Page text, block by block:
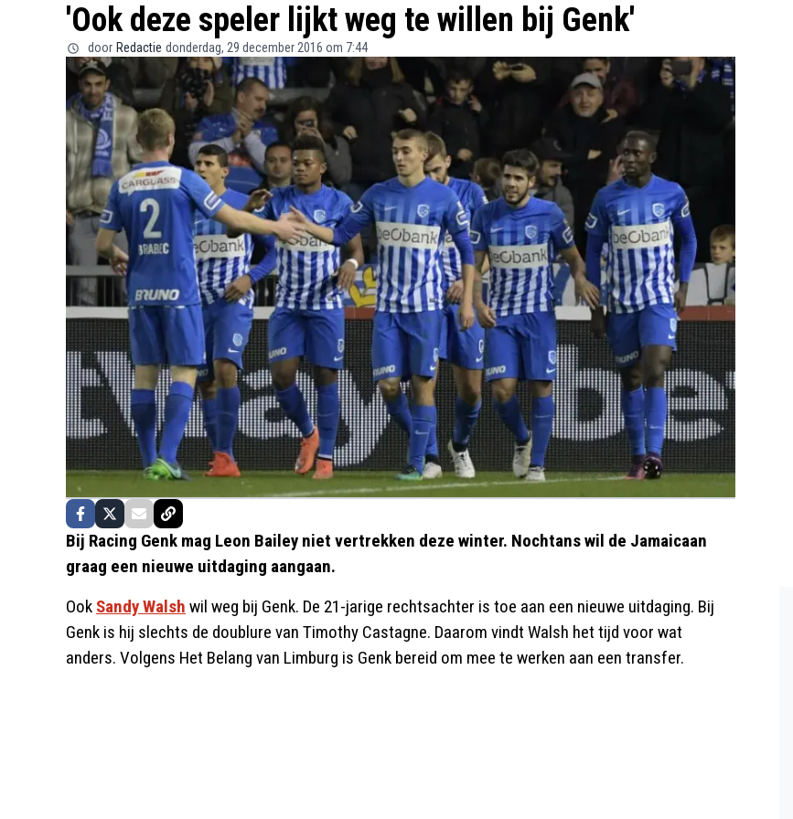
'Ook deze speler lijkt weg te willen bij Genk'
door Redactie donderdag, 29 december 2016 om 7:44
Bij Racing Genk mag Leon Bailey niet vertrekken deze winter. Nochtans wil de Jamaicaan
graag een nieuwe uitdaging aangaan.
Ook Sandy Walsh wil weg bij Genk. De 21-jarige rechtsachter is toe aan een nieuwe uitdaging. Bij
Genk is hij slechts de doublure van Timothy Castagne. Daarom vindt Walsh het tijd voor wat
anders. Volgens Het Belang van Limburg is Genk bereid om mee te werken aan een transfer.